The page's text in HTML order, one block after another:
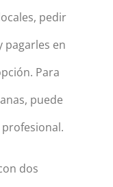
pedir
pagarles en
Para
puede
dos